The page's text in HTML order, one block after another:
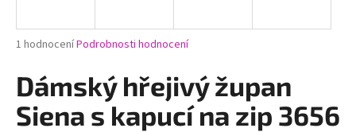
Průměrné
produktu
je
5,0
z
1 hodnoceníPodrobnosti hodnocení
Dámský hřejivý župan
Siena s kapucí na zip 3656
j
t
?